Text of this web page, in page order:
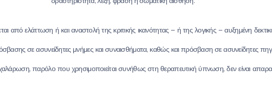
από ελάττωση ή και αναστολή της κριτικής ικανότητας – ή της λογικής – αυξημένη
σε ασυνείδητες μνήμες και συναισθήματα, καθώς και πρόσβαση σε ασυνείδητες
παρόλο που χρησιμοποιείται συνήθως στη θεραπευτική ύπνωση, δεν είναι